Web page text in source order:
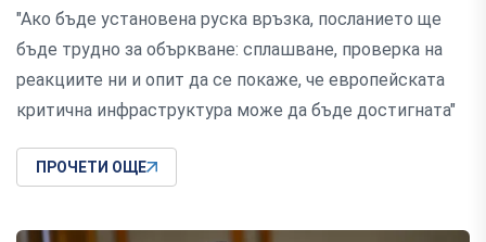
"Ако бъде установена руска връзка, посланието ще
бъде трудно за объркване: сплашване, проверка на
реакциите ни и опит да се покаже, че европейската
критична инфраструктура може да бъде достигната"
ПРОЧЕТИ ОЩЕ